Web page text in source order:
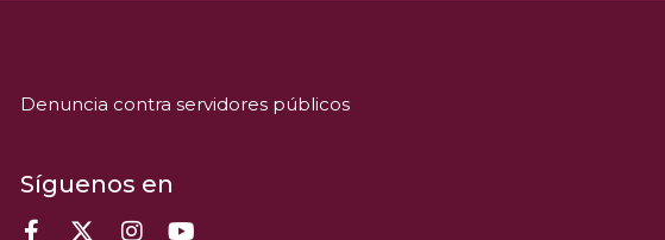
Denuncia contra servidores públicos
Síguenos en